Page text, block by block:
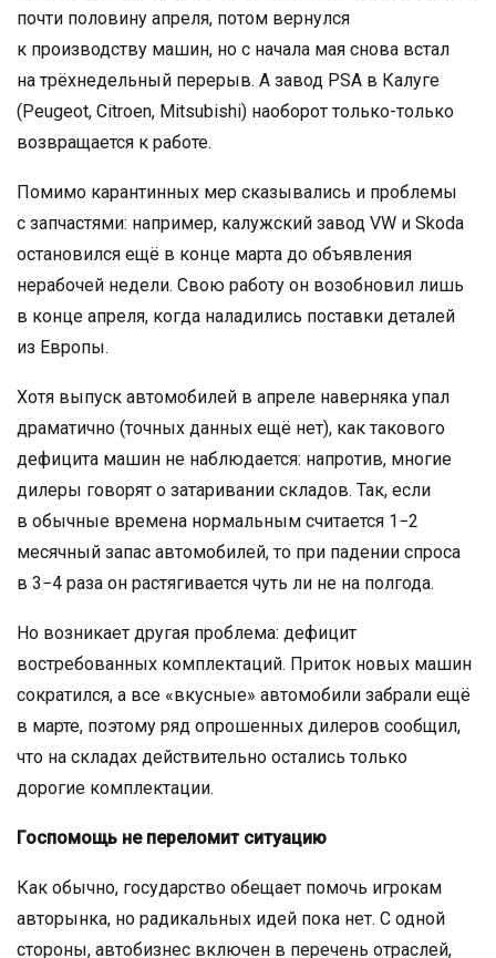
почти половину апреля, потом вернулся
к производству машин, но с начала мая снова встал
на трёхнедельный перерыв. А завод PSA в Калуге
(Peugeot, Citroen, Mitsubishi) наоборот только-только
возвращается к работе.
Помимо карантинных мер сказывались и проблемы
с запчастями: например, калужский завод VW и Skoda
остановился ещё в конце марта до объявления
нерабочей недели. Свою работу он возобновил лишь
в конце апреля, когда наладились поставки деталей
из Европы.
Хотя выпуск автомобилей в апреле наверняка упал
драматично (точных данных ещё нет), как такового
дефицита машин не наблюдается: напротив, многие
дилеры говорят о затаривании складов. Так, если
в обычные времена нормальным считается 1−2
месячный запас автомобилей, то при падении спроса
в 3−4 раза он растягивается чуть ли не на полгода.
Но возникает другая проблема: дефицит
востребованных комплектаций. Приток новых машин
сократился, а все «вкусные» автомобили забрали ещё
в марте, поэтому ряд опрошенных дилеров сообщил,
что на складах действительно остались только
дорогие комплектации.
Госпомощь не переломит ситуацию
Как обычно, государство обещает помочь игрокам
авторынка, но радикальных идей пока нет. С одной
стороны, автобизнес включен в перечень отраслей,